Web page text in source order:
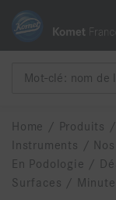
Home / Produits /
Instruments
/
En Podologie /
Surfaces /